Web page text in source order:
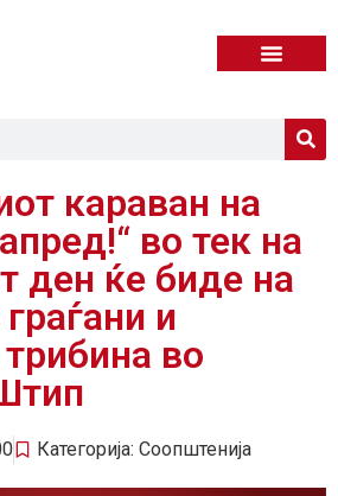
караван на
во тек на
ден ќе биде на
и
во
Категорија: Соопштенија